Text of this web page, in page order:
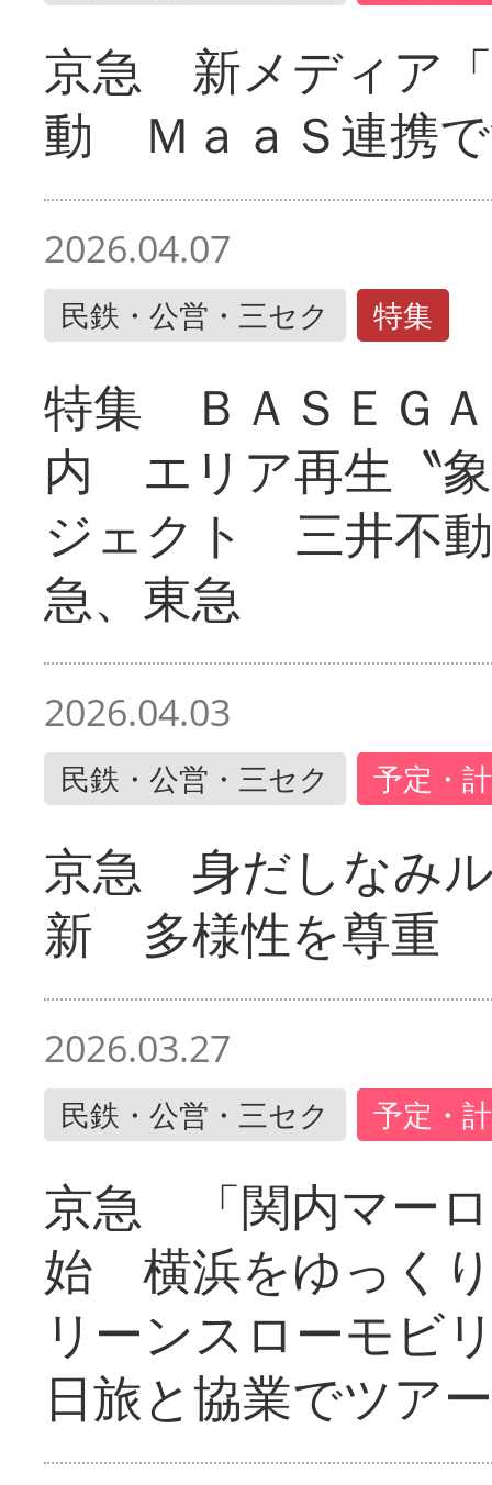
京急 新メディア
動 ＭａａＳ連携
2026.04.07
民鉄・公営・三セク 特集
特集 ＢＡＳＥＧ
内 エリア再生〝
ジェクト 三井不
急、東急
2026.04.03
民鉄・公営・三セク 予定・
京急 身だしなみ
新 多様性を尊重
2026.03.27
民鉄・公営・三セク 予定・
京急 「関内マー
始 横浜をゆっく
リーンスローモ
日旅と協業でツアー